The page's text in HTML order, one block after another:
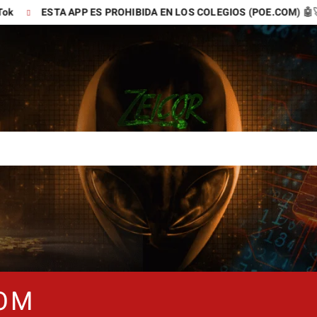
ES PROHIBIDA EN LOS COLEGIOS (POE.COM) 🤖🚀 TIKTOK ES